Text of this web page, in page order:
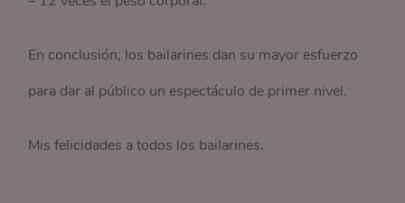
En conclusión, los bailarines dan su mayor esfuerzo
para dar al público un espectáculo de primer nivel.
Mis felicidades a todos los bailarines.